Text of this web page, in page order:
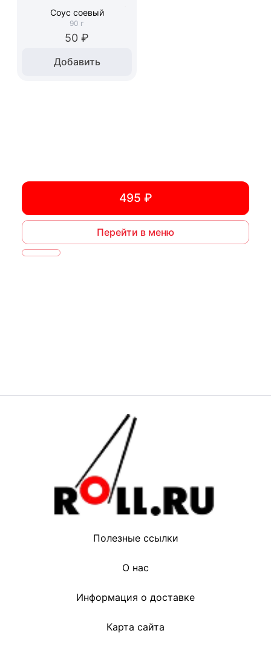
Соус соевый
90 г
50 ₽
Добавить
495 ₽
Перейти в меню
Полезные ссылки
О нас
Информация о доставке
Карта сайта